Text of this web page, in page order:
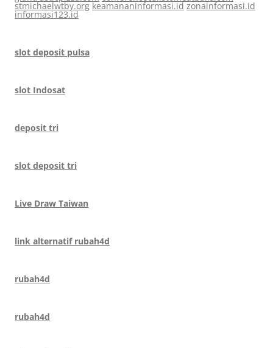
stmichaelwtby.org keamananinformasi.id zonainformasi.id
informasi123.id
slot deposit pulsa
slot Indosat
deposit tri
slot deposit tri
Live Draw Taiwan
link alternatif rubah4d
rubah4d
rubah4d